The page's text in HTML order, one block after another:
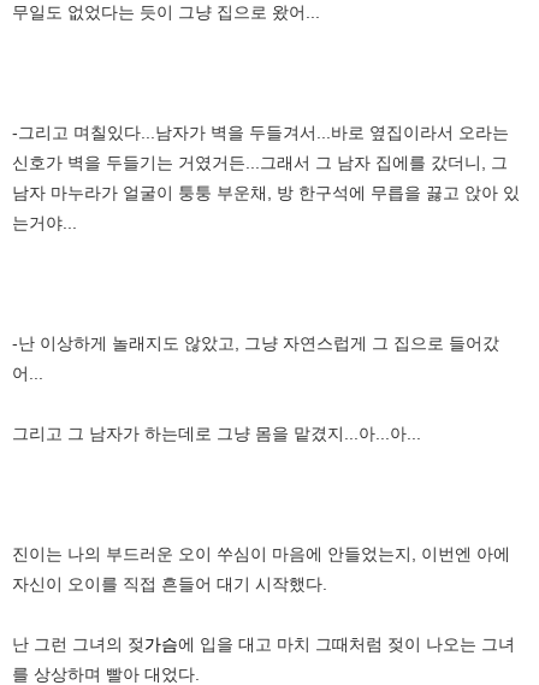
무일도 없었다는 듯이 그냥 집으로 왔어...
-그리고 며칠있다...남자가 벽을 두들겨서...바로 옆집이라서 오라는
신호가 벽을 두들기는 거였거든...그래서 그 남자 집에를 갔더니, 그
남자 마누라가 얼굴이 퉁퉁 부운채, 방 한구석에 무릅을 끓고 앉아 있
는거야...
-난 이상하게 놀래지도 않았고, 그냥 자연스럽게 그 집으로 들어갔
어...
그리고 그 남자가 하는데로 그냥 몸을 맡겼지...아...아...
진이는 나의 부드러운 오이 쑤심이 마음에 안들었는지, 이번엔 아에
자신이 오이를 직접 흔들어 대기 시작했다.
난 그런 그녀의 젖가슴에 입을 대고 마치 그때처럼 젖이 나오는 그녀
를 상상하며 빨아 대었다.